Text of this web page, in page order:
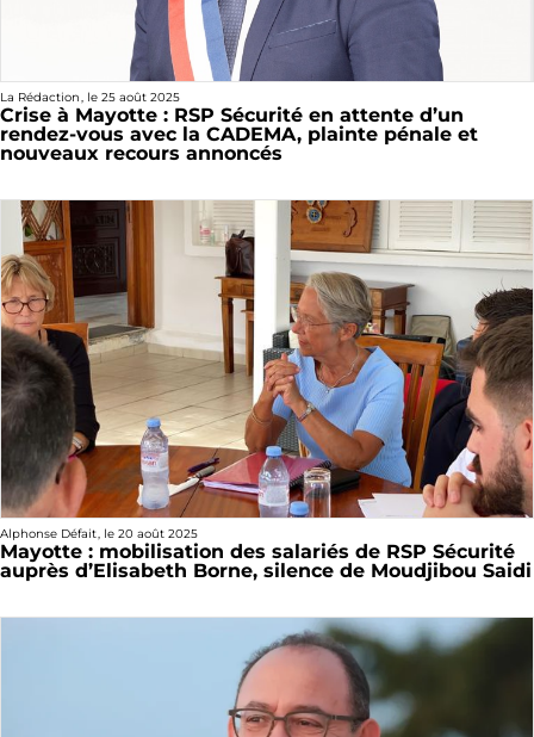
La Rédaction, le 25 août 2025
Crise à Mayotte : RSP Sécurité en attente d’un
rendez-vous avec la CADEMA, plainte pénale et
nouveaux recours annoncés
Alphonse Défait, le 20 août 2025
Mayotte : mobilisation des salariés de RSP Sécurité
auprès d’Elisabeth Borne, silence de Moudjibou Saidi